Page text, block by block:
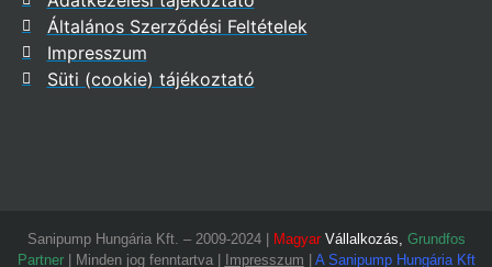
Általános Szerződési Feltételek
Impresszum
Süti (cookie) tájékoztató
Sanipump Hungária Kft. – 2009-2024 | Magyar Vállalkozás, Grundfos
Partner| Minden jog fenntartva | Impresszum
A Sanipump Hungária Kft